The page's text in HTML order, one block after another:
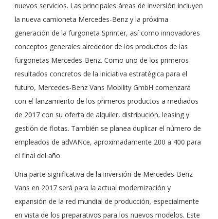
nuevos servicios. Las principales áreas de inversión incluyen
la nueva camioneta Mercedes-Benz y la próxima
generación de la furgoneta Sprinter, así como innovadores
conceptos generales alrededor de los productos de las
furgonetas Mercedes-Benz. Como uno de los primeros
resultados concretos de la iniciativa estratégica para el
futuro, Mercedes-Benz Vans Mobility GmbH comenzará
con el lanzamiento de los primeros productos a mediados
de 2017 con su oferta de alquiler, distribución, leasing y
gestión de flotas. También se planea duplicar el número de
empleados de adVANce, aproximadamente 200 a 400 para
el final del año.
Una parte significativa de la inversión de Mercedes-Benz
Vans en 2017 será para la actual modernización y
expansión de la red mundial de producción, especialmente
en vista de los preparativos para los nuevos modelos. Este